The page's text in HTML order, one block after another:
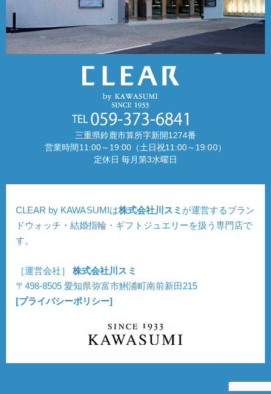
三重県鈴鹿市算所字新開1274番
営業時間11:00～19:00（土日祝11:00～19:00）
定休日 毎月第3水曜日
CLEAR by KAWASUMIは株式会社川スミ が運営するブラン
ドウォッチ・結婚指輪・ギフトジュエリーを扱う専門店で
す。
［運営会社］株式会社川スミ
〒498-8505 愛知県弥富市鯏浦町南前新田215
[プライバシーポリシー]